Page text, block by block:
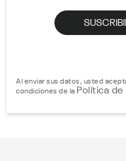
Al enviar sus datos, usted
condiciones de la Política